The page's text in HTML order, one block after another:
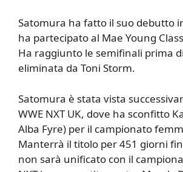
Satomura ha fatto il suo debutto
ha partecipato al Mae Young
Ha raggiunto le semifinali prima
eliminata da Toni Storm.
Satomura è stata vista
WWE NXT UK, dove ha sconfitto
Alba Fyre) per il campionato
Manterrà il titolo per 451 giorni
non sarà unificato con il